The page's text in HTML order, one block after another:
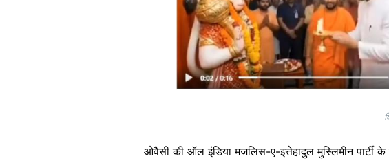
ओवैसी की ऑल इंडिया मजलिस-ए-इत्तेहादुल मुस्लिमीन